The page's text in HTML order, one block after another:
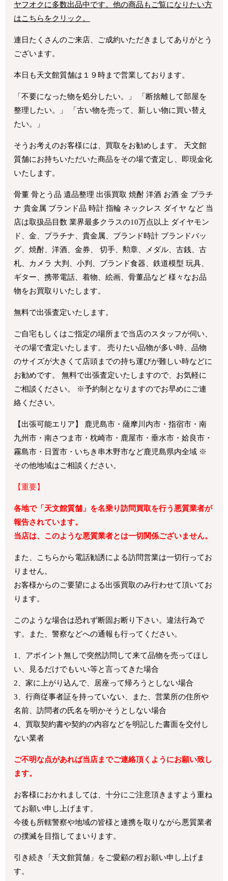
ヤフオクに多数出品中です。他の商品もご覧になりたい方
はこちらをクリック。
連日たくさんのご来店、ご成約いただきましてありがとう
ございます。
本日も天文館質舗は１９時まで営業しております。
「不要になった物を処分したい。」 「断捨離して部屋を
整理したい。」 「古い物を売って、新しい物に買い替え
たい。」
そうお考えのお客様には、買取をお勧めします。 天文館
質舗にお持ちいただいた商品をその場で査定し、即現金化
いたします。
骨董 骨とう品 遺品整理 出張買取 焼酎 洋酒 お酒 金 プラチ
ナ 貴金属 ブランド品 時計 指輪 ネックレス ダイヤ など 当
店は取扱品目数 業界最多クラスの10万点以上 ダイヤモン
ド、金、プラチナ、貴金属、ブランド時計 ブランドバッ
グ、焼酎、洋酒、金券、 切手、勲章、メダル、古銭、古
札、カメラ 大判、小判、ブランド食器、鉄道模型 玩具、
ギター、携帯電話、着物、絵画、骨董品など 様々なお品
物をお買取りいたします。
無料で出張査定いたします。
ご自宅もしくはご指定の場所まで当店のスタッフが伺い、
その場で査定いたします。 売りたい品物が多い時、品物
のサイズが大きくて店頭までの持ち運びが難しい時などに
お勧めです。 無料で出張査定いたしますので、お気軽に
ご相談ください。 ※予約制となりますのでお早めにご連
絡ください。
【出張可能エリア】 鹿児島市・薩摩川内市・指宿市・南
九州市・南さつま市・枕崎市・鹿屋市・垂水市・姶良市・
霧島市・日置市・いちき串木野市など鹿児島県内全域 ※
その他地域はご相談ください。
【重要】
各地で「天文館質舗」を名乗り訪問買取を行う悪質業者が
報告されています。
当店は、このような悪質業者とは一切関係ございません。
また、こちらから電話勧誘による訪問営業は一切行ってお
りません。
お客様からのご要望による出張買取のみ行わせて頂いてお
ります。
このような場合は恐れず断固お断り下さい。違法行為で
す。また、警察などへの通報も行ってください。
1、アポイント無しで突然訪問して来て品物を売ってほし
い、見るだけでもいい等と言ってきた場合
2、家に上がり込んで、居座って帰ろうとしない場合
3、行商従事者証を持っていない、また、営業所の住所や
名前、訪問者の氏名を明かそうとしない場合
4、買取契約書や契約の内容などを明記した書面を交付し
ない業者
ご不明な点があれば当店までご連絡頂くようにお願い致し
ます。
お客様におかれましては、十分にご注意頂きますよう重ね
てお願い申し上げます。
今後も所轄警察や地域の皆様と連携を取りながら悪質業者
の撲滅を目指してまいります。
引き続き「天文館質舗」をご愛顧の程お願い申し上げま
す。